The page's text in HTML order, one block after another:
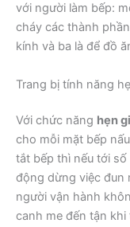
với người làm bếp:
cháy các thành
kính và ba là để đồ
Trang bị tính năng
Với chức năng hẹn
cho mỗi mặt bếp
tắt bếp thì nếu tới
động dừng việc đun
người vận hành
canh me đến tận